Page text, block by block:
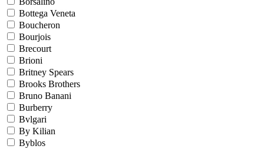
Bottega Veneta
Boucheron
Bourjois
Brecourt
Brioni
Britney Spears
Brooks Brothers
Bruno Banani
Burberry
Bvlgari
By Kilian
Byblos